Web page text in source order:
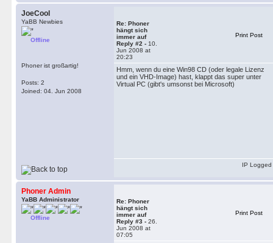
JoeCool
YaBB Newbies
Offline
Phoner ist großartig!
Posts: 2
Joined: 04. Jun 2008
Re: Phoner
hängt sich
immer auf
Reply #2 - 10.
Jun 2008 at
20:23
Print Post
Hmm, wenn du eine Win98 CD (oder legale Lizenz
und ein VHD-Image) hast, klappt das super unter
Virtual PC (gibt's umsonst bei Microsoft)
IP Logged
Phoner Admin
YaBB Administrator
Offline
Re: Phoner
hängt sich
immer auf
Reply #3 - 26.
Jun 2008 at
07:05
Print Post